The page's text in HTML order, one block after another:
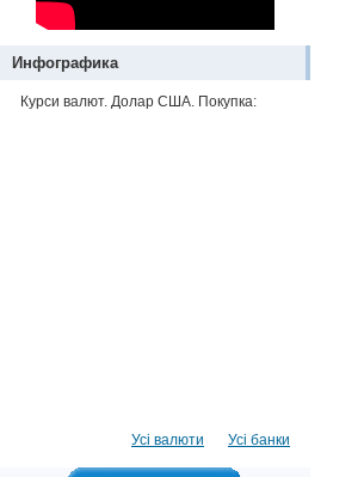
Инфографика
Курси валют. Долар США. Покупка:
Усі банки
Усі валюти